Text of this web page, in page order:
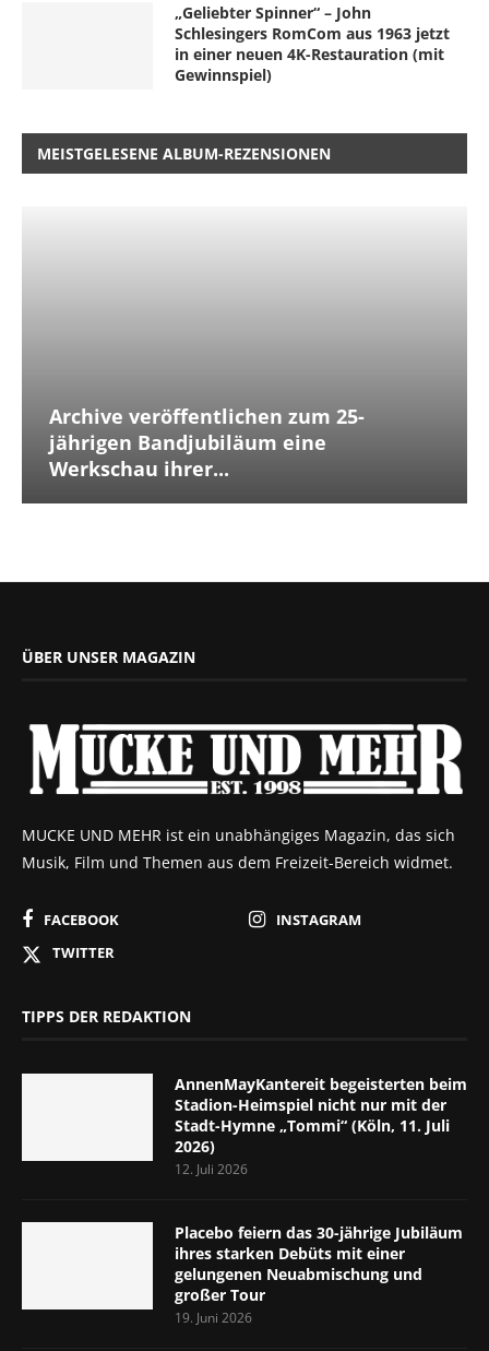
„Geliebter Spinner“ – John
Schlesingers RomCom aus 1963 jetzt
in einer neuen 4K-Restauration (mit
Gewinnspiel)
MEISTGELESENE ALBUM-REZENSIONEN
Archive veröffentlichen zum 25-
jährigen Bandjubiläum eine
Werkschau ihrer...
ÜBER UNSER MAGAZIN
MUCKE UND MEHR ist ein unabhängiges Magazin, das sich
Musik, Film und Themen aus dem Freizeit-Bereich widmet.
FACEBOOK
INSTAGRAM
TWITTER
TIPPS DER REDAKTION
AnnenMayKantereit begeisterten beim
Stadion-Heimspiel nicht nur mit der
Stadt-Hymne „Tommi“ (Köln, 11. Juli
2026)
12. Juli 2026
Placebo feiern das 30-jährige Jubiläum
ihres starken Debüts mit einer
gelungenen Neuabmischung und
großer Tour
19. Juni 2026